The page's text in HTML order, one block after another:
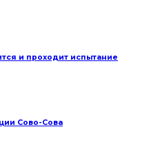
и проходит испытание
Сово-Сова